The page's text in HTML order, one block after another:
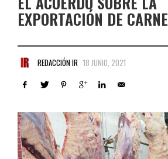
EXPORTACIÓN DE CARNE
REDACCIÓN IR 18 JUNIO, 2021